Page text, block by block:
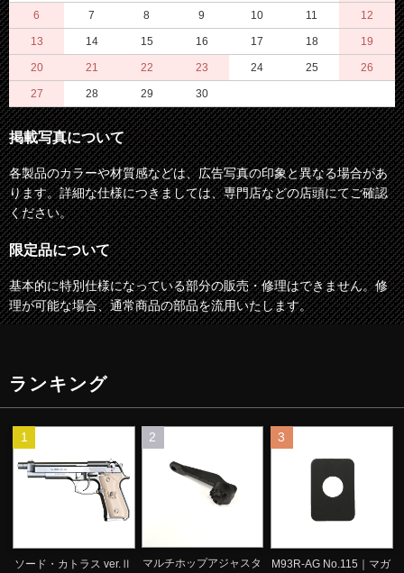
6 7 8 9 10 11 12
13 14 15 16 17 18 19
20 21 22 23 24 25 26
27 28 29 30
掲載写真について
各製品のカラーや材質感などは、広告写真の印象と異なる場合があ
ります。詳細な仕様につきましては、専門店などの店頭にてご確認
ください。
限定品について
基本的に特別仕様になっている部分の販売・修理はできません。修
理が可能な場合、通常商品の部品を流用いたします。
ランキング
1
ソード・カトラス ver.Ⅱ
2
マルチホップアジャスタ
3
M93R-AG No.115｜マガ